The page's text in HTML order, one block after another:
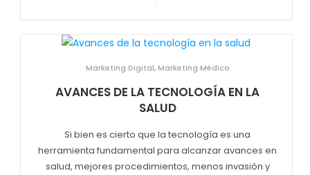
Marketing Digital, Marketing Médico
AVANCES DE LA TECNOLOGÍA EN LA
SALUD
Si bien es cierto que la tecnología es una
herramienta fundamental para alcanzar avances en
salud, mejores procedimientos, menos invasión y